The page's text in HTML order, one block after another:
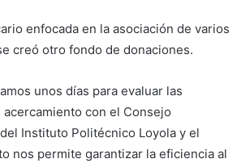
enfocada en la asociación de varios
creó otro fondo de donaciones.
unos días para evaluar las
con el Consejo
Instituto Politécnico Loyola y el
nos permite garantizar la eficiencia al